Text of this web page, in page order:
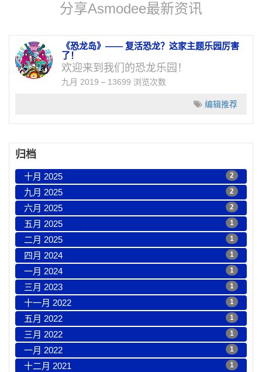
分享Asmodee最新资讯
《恐龙岛》—— 复活恐龙？这家主题乐园厉害
了！
欢迎来到我们的恐龙乐园！
九月 2019 13699 浏览次数
编辑推荐
归档
十月 2025 2
九月 2025 2
六月 2025 2
五月 2025 1
二月 2025 1
四月 2024 1
一月 2024 1
三月 2023 1
十一月 2022 1
五月 2022 1
三月 2022 1
一月 2022 1
十二月 2021 1